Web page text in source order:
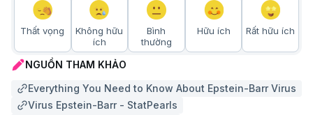
Thất vọng
Không hữu
ích
Bình
thường
Hữu ích Rất hữu ích
NGUỒN THAM KHẢO
Everything You Need to Know About Epstein-Barr Virus
Virus Epstein-Barr - StatPearls